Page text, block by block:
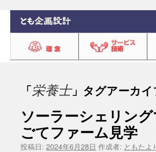
「栄養士」タグアーカ
ソーラーシェリン
ごてファーム見学
投稿日: 2024年6月28日 作成者: ともたよ